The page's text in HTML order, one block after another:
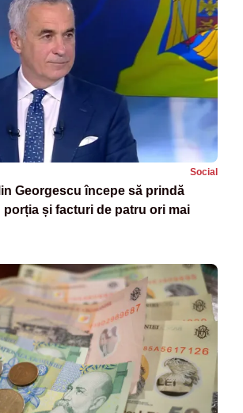
Social
Georgescu începe să prindă
și facturi de patru ori mai